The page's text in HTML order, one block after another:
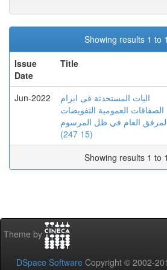
Showing results 1 to
Issue
Date
Title
Jun-2022
اليات المستحدثة فى ابرام
الصفاقات العمومية التفويضات
العام في ظل المرسوم
(15 247)
Showing results 1 to
Theme by
DSpace Software Copyright © 2002-